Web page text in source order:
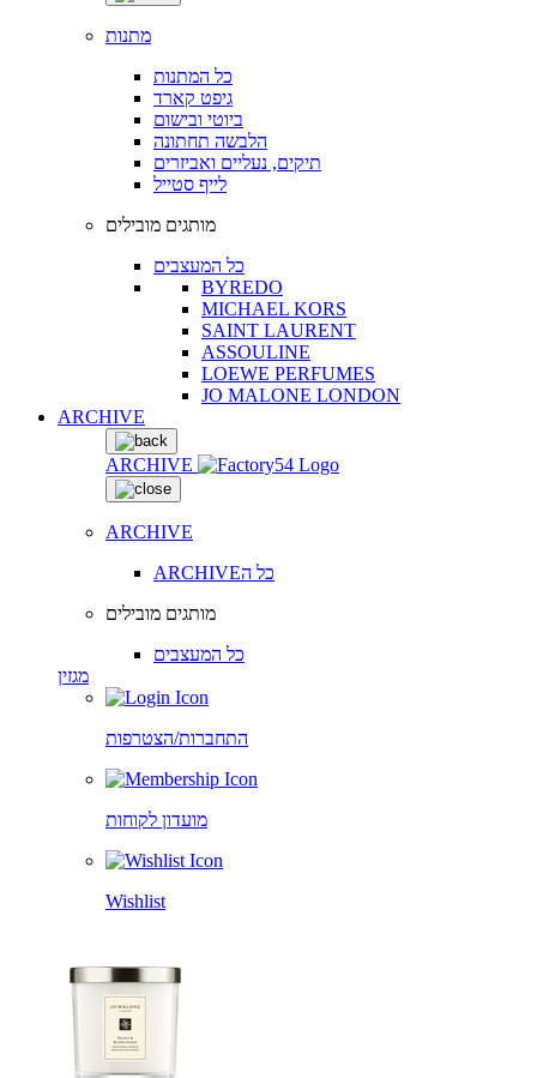
מתנות
כל המתנות
גיפט קארד
ביוטי ובישום
הלבשה תחתונה
תיקים, נעליים ואביזרים
לייף סטייל
מותגים מובילים
כל המעצבים
BYREDO
MICHAEL KORS
SAINT LAURENT
ASSOULINE
LOEWE PERFUMES
JO MALONE LONDON
ARCHIVE
ARCHIVE
ARCHIVE
ARCHIVEכל ה
מותגים מובילים
כל המעצבים
מגזין
התחברות/הצטרפות
מועדון לקוחות
Wishlist